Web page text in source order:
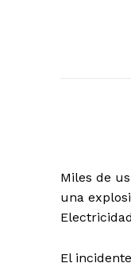
Miles de
una
El